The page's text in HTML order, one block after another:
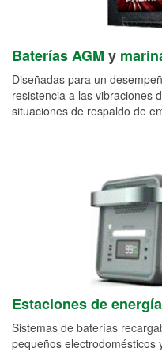
Baterías AGM y
Diseñadas para un
resistencia a las vibraciones
situaciones de respaldo de
Estaciones de
Sistemas de baterías
pequeños electrodomésticos